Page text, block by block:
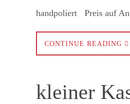
handpoliert Preis auf
CONTINUE READING
kleiner